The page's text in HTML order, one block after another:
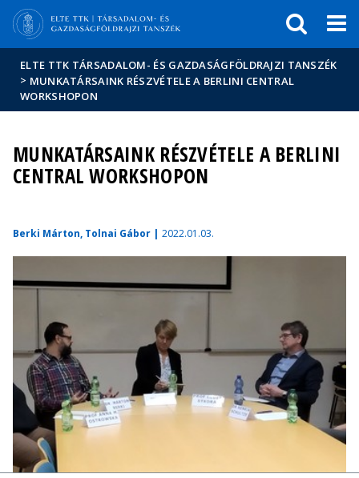
Hírek
Események
ELTE a
sajtóban
ELTE TTK TÁRSADALOM- ÉS GAZDASÁGFÖLDRAJZI TANSZÉK
> MUNKATÁRSAINK RÉSZVÉTELE A BERLINI CENTRAL
WORKSHOPON
MUNKATÁRSAINK RÉSZVÉTELE A BERLINI
CENTRAL WORKSHOPON
Berki Márton, Tolnai Gábor | 2022.01.03.